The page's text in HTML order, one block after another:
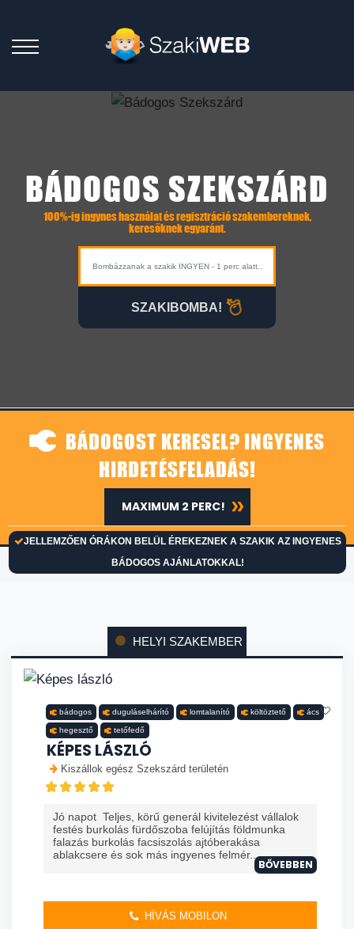
BÁDOGOS SZEKSZÁRD
100%-ig ingynes használat és regisztráció szakembereknek,
keresőknek egyaránt.
SZAKIBOMBA!
BÁDOGOST KERESEL? INGYENES
HIRDETÉSFELADÁS!
JELLEMZŐEN ÓRÁKON BELÜL ÉREKEZNEK A SZAKIK AZ INGYENES
BÁDOGOS AJÁNLATOKKAL!
MAXIMUM 2 PERC!
HELYI SZAKEMBER
bádogos duguláselhárító lomtalanító költöztető ács
hegesztő tetőfedő
KÉPES LÁSZLÓ
Kiszállok egész Szekszárd területén
Jó napot Teljes, körű generál kivitelezést vállalok
festés burkolás fürdőszoba felújítás földmunka
falazás burkolás facsiszolás ajtóberakása
ablakcsere és sok más ingyenes felmér...
BŐVEBBEN
HÍVÁS MOBILON